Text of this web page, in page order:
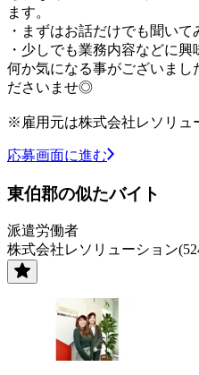
ます。
・まずはお話だけでも聞いて
・少しでも業務内容などに興
何か気になる事がございまし
ださいませ◎
※雇用元は株式会社レソリュ
応募画面に進む
東伯郡の似たバイト
派遣労働者
株式会社レソリューション